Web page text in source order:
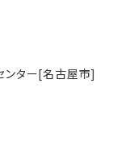
ンター[名古屋市]